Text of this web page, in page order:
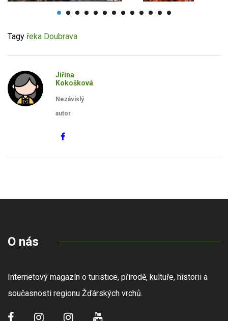
Tagy řeka Doubrava
Jiřina
Kokošková
Nezávislý
autor
O nás
Internetový magazín o turistice, přírodě, kultuře, historii a
současnosti regionu Žďárských vrchů.